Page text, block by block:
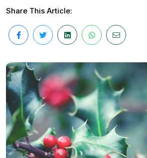
Share This Article: